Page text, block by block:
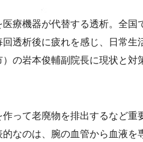
療機器が代替する透析。全国
透析後に疲れを感じ、日常生
の岩本俊輔副院長に現状と対
って老廃物を排出するなど重
なのは、腕の血管から血液